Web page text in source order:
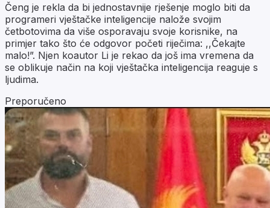
Čeng je rekla da bi jednostavnije rješenje moglo biti da
programeri vještačke inteligencije nalože svojim
četbotovima da više osporavaju svoje korisnike, na
primjer tako što će odgovor početi riječima: ,,Čekajte
malo!”. Njen koautor Li je rekao da još ima vremena da
se oblikuje način na koji vještačka inteligencija reaguje s
ljudima.
Preporučeno